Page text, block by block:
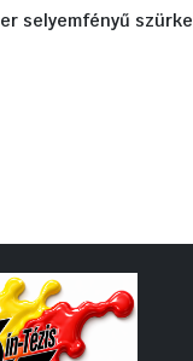
selyemfényű szürke